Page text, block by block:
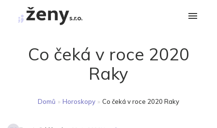
Co čeká v roce 2020
Raky
Domů » Horoskopy » Co čeká v roce 2020 Raky